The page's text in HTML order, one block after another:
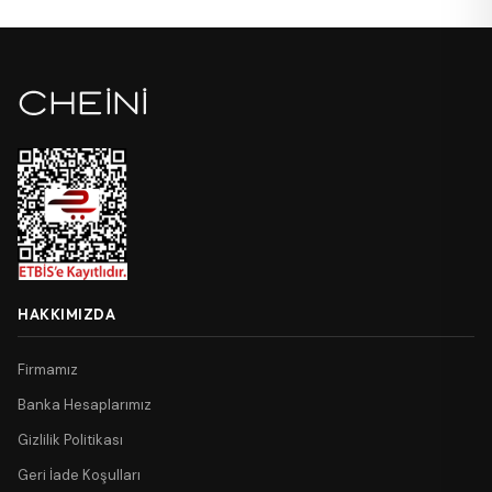
HAKKIMIZDA
Firmamız
Banka Hesaplarımız
Gizlilik Politikası
Geri İade Koşulları